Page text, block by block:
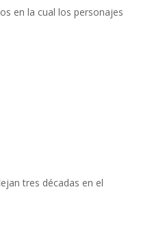
en la cual los personajes
tres décadas en el